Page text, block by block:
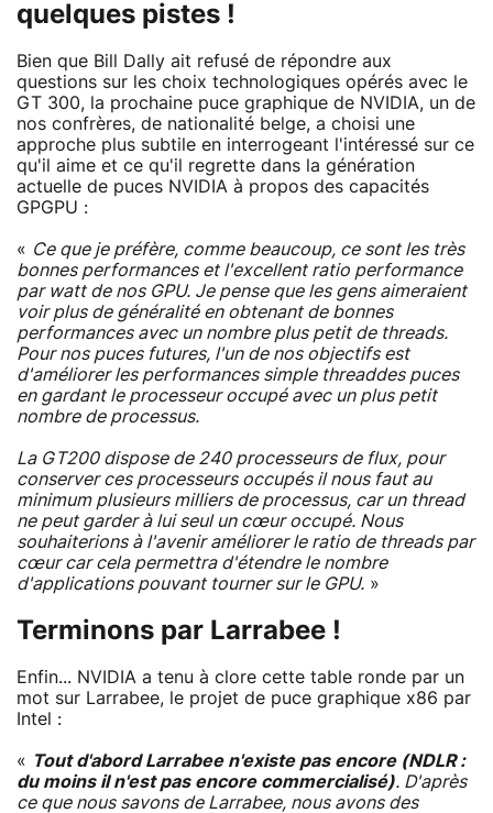
quelques pistes !
Bien que Bill Dally ait refusé de répondre aux
questions sur les choix technologiques opérés avec le
GT 300, la prochaine puce graphique de NVIDIA, un de
nos confrères, de nationalité belge, a choisi une
approche plus subtile en interrogeant l'intéressé sur ce
qu'il aime et ce qu'il regrette dans la génération
actuelle de puces NVIDIA à propos des capacités
GPGPU :
« Ce que je préfère, comme beaucoup, ce sont les très
bonnes performances et l'excellent ratio performance
par watt de nos GPU. Je pense que les gens aimeraient
voir plus de généralité en obtenant de bonnes
performances avec un nombre plus petit de threads.
Pour nos puces futures, l'un de nos objectifs est
d'améliorer les performances simple threaddes puces
en gardant le processeur occupé avec un plus petit
nombre de processus.
La GT200 dispose de 240 processeurs de flux, pour
conserver ces processeurs occupés il nous faut au
minimum plusieurs milliers de processus, car un thread
ne peut garder à lui seul un cœur occupé. Nous
souhaiterions à l'avenir améliorer le ratio de threads par
cœur car cela permettra d'étendre le nombre
d'applications pouvant tourner sur le GPU. »
Terminons par Larrabee !
Enfin... NVIDIA a tenu à clore cette table ronde par un
mot sur Larrabee, le projet de puce graphique x86 par
Intel :
« Tout d'abord Larrabee n'existe pas encore (NDLR :
du moins il n'est pas encore commercialisé). D'après
ce que nous savons de Larrabee, nous avons des